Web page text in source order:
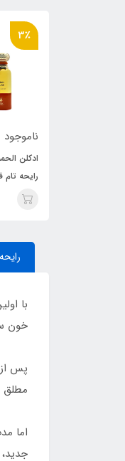
3٪
ناموجود
ادکلن
رایحه تام
با
خون
پس
مطلق
اما